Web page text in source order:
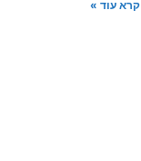
קרא עוד »